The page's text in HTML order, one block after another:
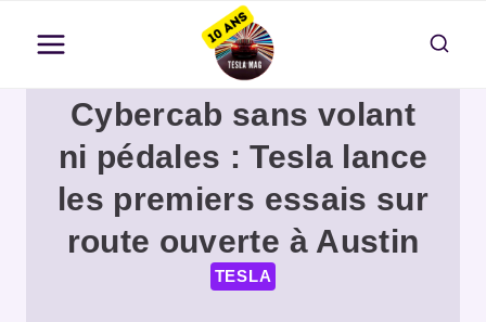
contenu
Cybercab sans volant
ni pédales : Tesla lance
les premiers essais sur
route ouverte à Austin
TESLA